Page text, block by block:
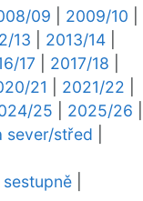
09 2009/10
13 2013/14
17 2017/18
21 2021/22
25 2025/26
sever/střed
sestupně